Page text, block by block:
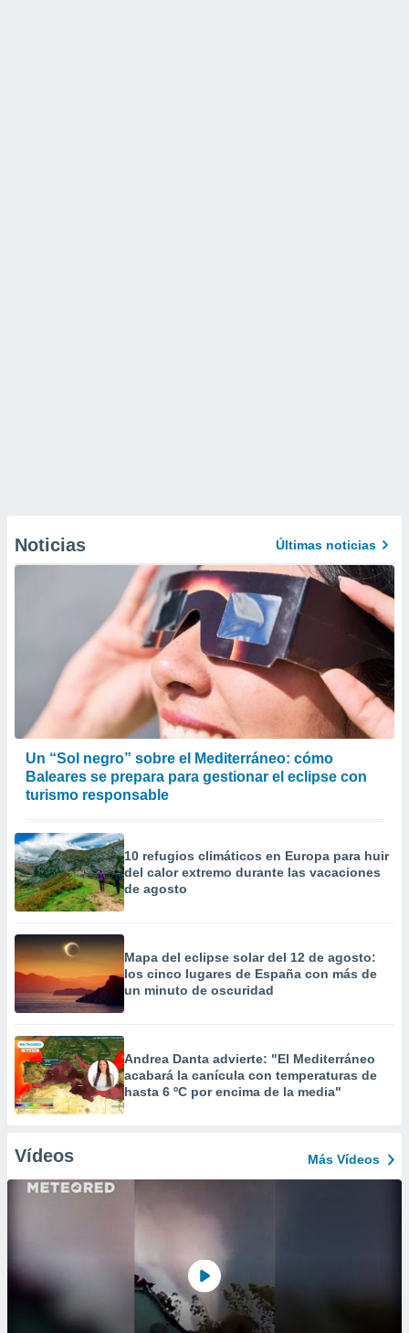
Noticias Últimas noticias
Un “Sol negro” sobre el Mediterráneo: cómo
Baleares se prepara para gestionar el eclipse con
turismo responsable
10 refugios climáticos en Europa para huir
del calor extremo durante las vacaciones
de agosto
Mapa del eclipse solar del 12 de agosto:
los cinco lugares de España con más de
un minuto de oscuridad
Andrea Danta advierte: "El Mediterráneo
acabará la canícula con temperaturas de
hasta 6 ºC por encima de la media"
Vídeos Más Vídeos